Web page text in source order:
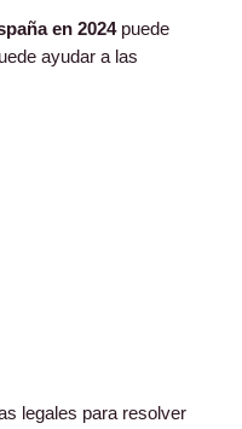
en 2024puede
ayudar a las
legales para resolver